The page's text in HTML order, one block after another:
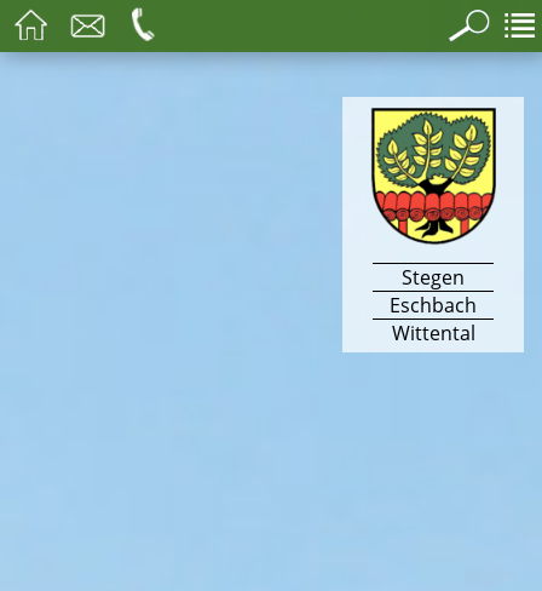
Stegen
Eschbach
Wittental